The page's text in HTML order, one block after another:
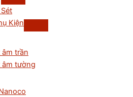
Kiện
âm trần
âm tường